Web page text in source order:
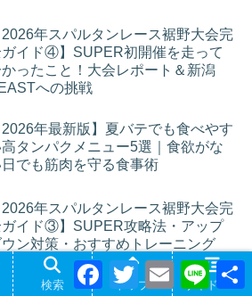
2026年スパルタンレース裾野大会完
イド④】SUPER初開催を走って
ったこと！大会レポート＆新潟
への挑戦
2026年最新版】夏バテでも食べやす
高タンパクメニュー5選｜食欲がな
日でも筋肉を守る食事術
2026年スパルタンレース裾野大会完
イド③】SUPER攻略法・アップ
ウン対策・おすすめトレーニング
年スパルタンレース裾野大会完
検索 トップ サイドバー
T
w
E
m
L
i